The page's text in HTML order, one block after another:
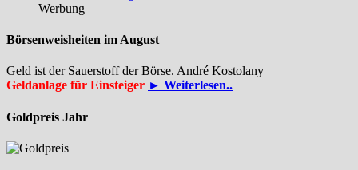
Werbung
Börsenweisheiten im August
Geld ist der Sauerstoff der Börse. André Kostolany
Geldanlage für Einsteiger ► Weiterlesen..
Goldpreis Jahr